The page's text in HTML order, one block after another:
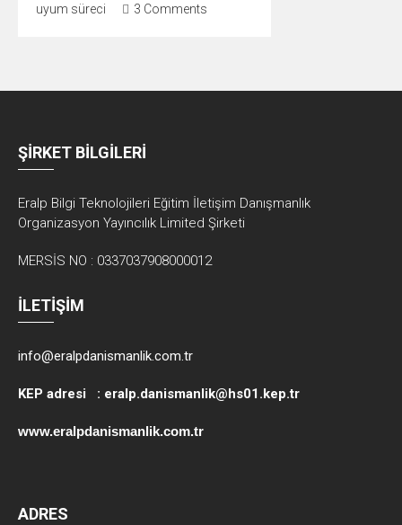
uyum süreci
3 Comments
ŞİRKET BİLGİLERİ
Eralp Bilgi Teknolojileri Eğitim İletişim Danışmanlık
Organizasyon Yayıncılık Limited Şirketi
MERSİS NO : 0337037908000012
İLETİŞİM
info@eralpdanismanlik.com.tr
KEP adresi : eralp.danismanlik@hs01.kep.tr
www.eralpdanismanlik.com.tr
ADRES